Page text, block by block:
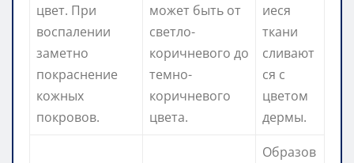
цвет. При
воспалении
заметно
покраснение
кожных
покровов.
может быть от
светло-
коричневого до
темно-
коричневого
цвета.
иеся
ткани
сливают
ся с
цветом
дермы.
Образов